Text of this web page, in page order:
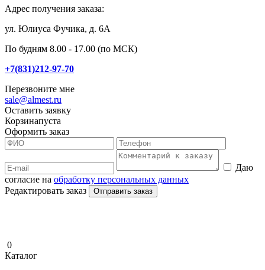
Адрес получения заказа:
ул. Юлиуса Фучика, д. 6А
По будням 8.00 - 17.00 (по МСК)
+7(831)212-97-70
Перезвоните мне
sale@almest.ru
Оставить заявку
Корзинапуста
Оформить заказ
Даю
согласие на обработку персональных данных
Редактировать заказ
Отправить заказ
0
Каталог